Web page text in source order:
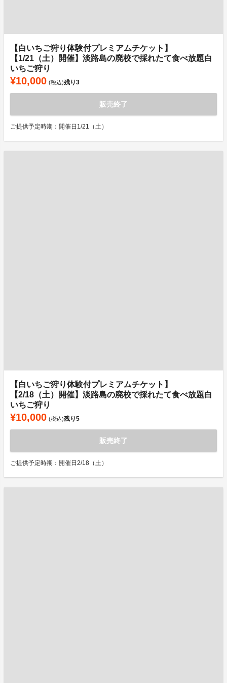
【白いちご狩り体験付プレミアムチケット】
【1/21（土）開催】淡路島の廃校で採れたて食べ放題白
いちご狩り
¥10,000 (税込)残り3
販売終了
ご提供予定時期：開催日1/21（土）
【白いちご狩り体験付プレミアムチケット】
【2/18（土）開催】淡路島の廃校で採れたて食べ放題白
いちご狩り
¥10,000 (税込)残り5
販売終了
ご提供予定時期：開催日2/18（土）